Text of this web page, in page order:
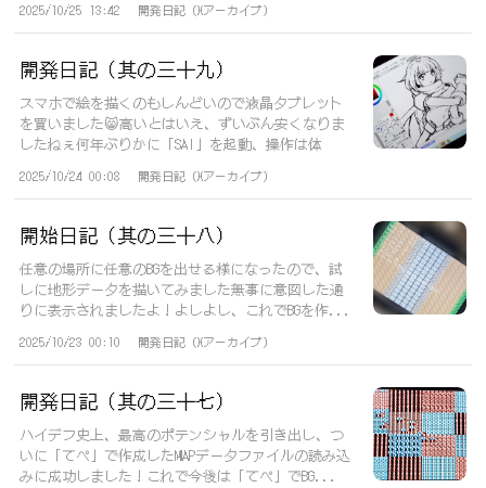
2025/10/25 13:42 開発日記（Xアーカイブ）
開発日記（其の三十九）
スマホで絵を描くのもしんどいので液晶タブレット
を買いました😸高いとはいえ、ずいぶん安くなりま
したねぇ何年ぶりかに「SAI」を起動、操作は体
2025/10/24 00:08 開発日記（Xアーカイブ）
開始日記（其の三十八）
任意の場所に任意のBGを出せる様になったので、試
しに地形データを描いてみました無事に意図した通
りに表示されましたよ！よしよし、これでBGを作...
2025/10/23 00:10 開発日記（Xアーカイブ）
開発日記（其の三十七）
ハイデフ史上、最高のポテンシャルを引き出し、つ
いに「てぺ」で作成したMAPデータファイルの読み込
みに成功しました！これで今後は「てぺ」でBG...